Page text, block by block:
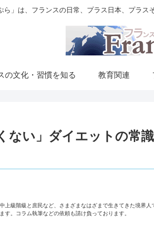
ら」は、フランスの日常、プラス日本、プラ
の文化・習慣を知る 教育関連
ない」ダイエットの常
上級階級と庶民など、さまざまなはざまで生きてきた境界
す。コラム執筆などの依頼も請け負っております。